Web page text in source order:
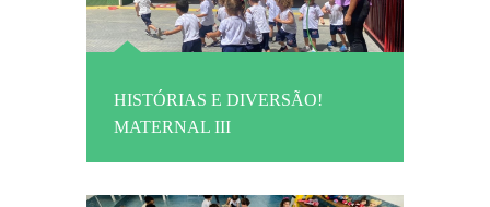
HISTÓRIAS E DIVERSÃO!
MATERNAL III